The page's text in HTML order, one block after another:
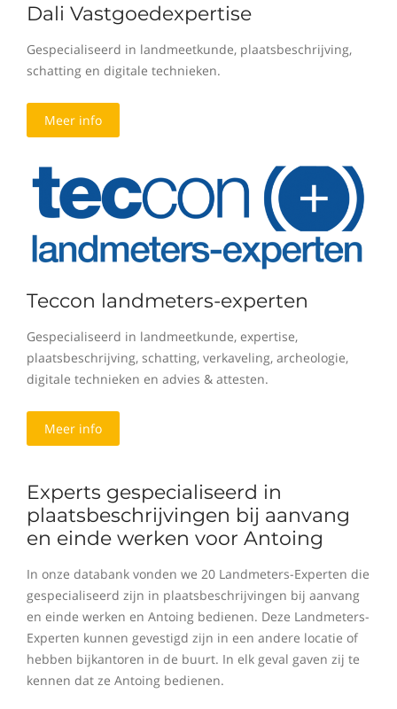
Dali Vastgoedexpertise
Gespecialiseerd in landmeetkunde, plaatsbeschrijving,
schatting en digitale technieken.
Meer info
Teccon landmeters-experten
Gespecialiseerd in landmeetkunde, expertise,
plaatsbeschrijving, schatting, verkaveling, archeologie,
digitale technieken en advies & attesten.
Meer info
Experts gespecialiseerd in
plaatsbeschrijvingen bij aanvang
en einde werken voor Antoing
In onze databank vonden we 20 Landmeters-Experten die
gespecialiseerd zijn in plaatsbeschrijvingen bij aanvang
en einde werken en Antoing bedienen. Deze Landmeters-
Experten kunnen gevestigd zijn in een andere locatie of
hebben bijkantoren in de buurt. In elk geval gaven zij te
kennen dat ze Antoing bedienen.